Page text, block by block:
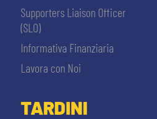
Supporters Liaison Officer
(SLO)
Informativa Finanziaria
Lavora con Noi
TARDINI